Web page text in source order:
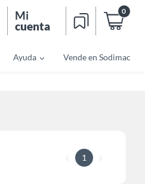
Mi
cuenta
0
Ayuda Vende en Sodimac
1